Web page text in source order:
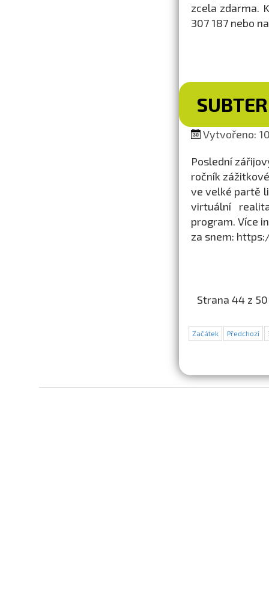
zcela zdarma.
307 187 nebo
Vytvořeno:
Poslední
ročník
ve velké partě
virtuální
program. Více
za snem:
Strana 44 z 50
Začátek Předchozí